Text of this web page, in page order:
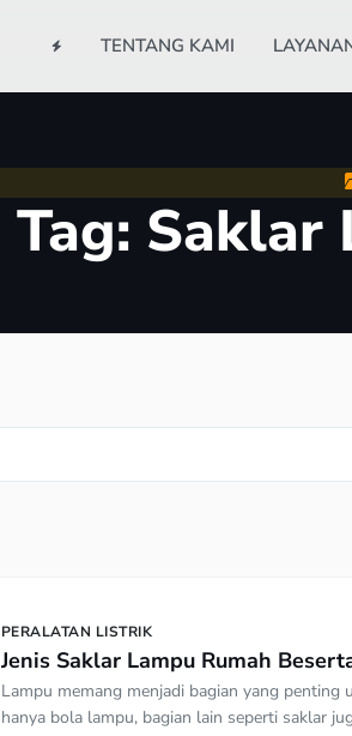
TENTANG KAMI
Tag: Saklar
PERALATAN LISTRIK
Jenis Saklar Lampu Rumah
Lampu memang menjadi bagian yang penting
hanya bola lampu, bagian lain seperti saklar